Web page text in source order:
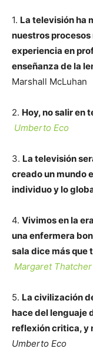
1. La televisión ha
nuestros procesos
experiencia en
enseñanza de la
Marshall McLuhan
2. Hoy, no salir en
Umberto Eco
3. La televisión
creado un mundo
individuo y lo
4. Vivimos en la
una enfermera
sala dice más que
Margaret Thatcher
5. La civilización
hace del lenguaje
reflexión critica, y
Umberto Eco